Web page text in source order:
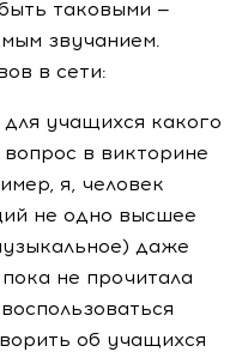
таковыми —
звучанием.
в сети:
учащихся какого
в викторине
я, человек
не одно высшее
даже
не прочитала
об учащихся